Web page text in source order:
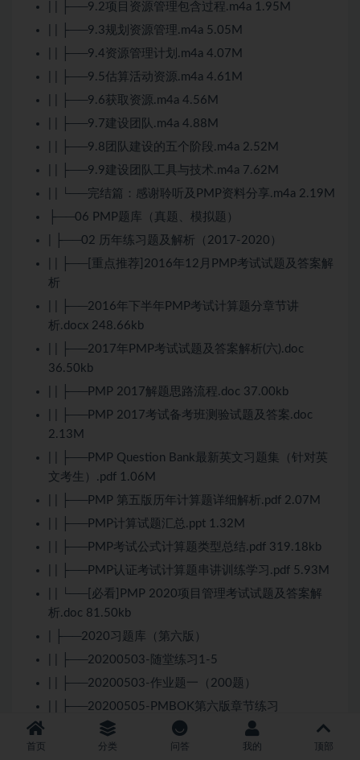
| | ├──9.2项目资源管理包含过程.m4a 1.95M
| | ├──9.3规划资源管理.m4a 5.05M
| | ├──9.4资源管理计划.m4a 4.07M
| | ├──9.5估算活动资源.m4a 4.61M
| | ├──9.6获取资源.m4a 4.56M
| | ├──9.7建设团队.m4a 4.88M
| | ├──9.8团队建设的五个阶段.m4a 2.52M
| | ├──9.9建设团队工具与技术.m4a 7.62M
| | └──完结篇：感谢聆听及PMP资料分享.m4a 2.19M
├──06 PMP题库（真题、模拟题）
| ├──02 历年练习题及解析（2017-2020）
| | ├──[重点推荐]2016年12月PMP考试试题及答案解
析
| | ├──2016年下半年PMP考试计算题分章节讲
析.docx 248.66kb
| | ├──2017年PMP考试试题及答案解析(六).doc
36.50kb
| | ├──PMP 2017解题思路流程.doc 37.00kb
| | ├──PMP 2017考试备考班测验试题及答案.doc
2.13M
| | ├──PMP Question Bank最新英文习题集（针对英
文考生）.pdf 1.06M
| | ├──PMP 第五版历年计算题详细解析.pdf 2.07M
| | ├──PMP计算试题汇总.ppt 1.32M
| | ├──PMP考试公式计算题类型总结.pdf 319.18kb
| | ├──PMP认证考试计算题串讲训练学习.pdf 5.93M
| | └──[必看]PMP 2020项目管理考试试题及答案解
析.doc 81.50kb
| ├──2020习题库（第六版）
| | ├──20200503-随堂练习1-5
| | ├──20200503-作业题一（200题）
| | ├──20200505-PMBOK第六版章节练习
| | ├──20200514-随堂练习6-7
| | ├──20200514-作业二200题
首页 分类 问答 我的 顶部